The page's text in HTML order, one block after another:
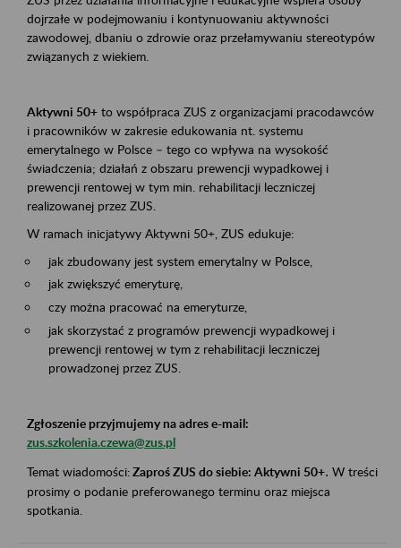
dojrzałe w podejmowaniu i kontynuowaniu aktywności
zawodowej, dbaniu o zdrowie oraz przełamywaniu stereotypów
związanych z wiekiem.
Aktywni 50+ to współpraca ZUS z organizacjami pracodawców
i pracowników w zakresie edukowania nt. systemu
emerytalnego w Polsce – tego co wpływa na wysokość
świadczenia; działań z obszaru prewencji wypadkowej i
prewencji rentowej w tym min. rehabilitacji leczniczej
realizowanej przez ZUS.
W ramach inicjatywy Aktywni 50+, ZUS edukuje:
jak zbudowany jest system emerytalny w Polsce,
jak zwiększyć emeryturę,
czy można pracować na emeryturze,
jak skorzystać z programów prewencji wypadkowej i
prewencji rentowej w tym z rehabilitacji leczniczej
prowadzonej przez ZUS.
Zgłoszenie przyjmujemy na adres e-mail:
zus.szkolenia.czewa@zus.pl
Temat wiadomości:Zaproś ZUS do siebie: Aktywni 50+. W treści
prosimy o podanie preferowanego terminu oraz miejsca
spotkania.